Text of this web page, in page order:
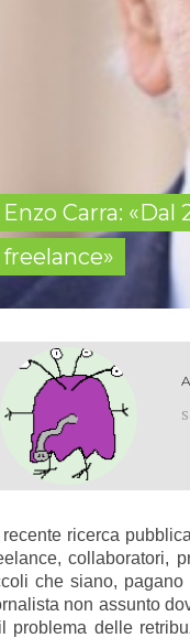
Enzo Carra:
freelance»
recente ricerca
collaboratori,
che siano,
non assunto
problema delle